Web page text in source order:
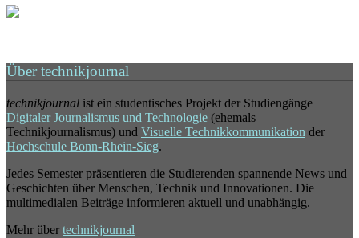
Über technikjournal
technikjournal ist ein studentisches Projekt der Studiengänge
Digitaler Journalismus und Technologie (ehemals
Technikjournalismus) und Visuelle Technikkommunikation der
Hochschule Bonn-Rhein-Sieg.
Jedes Semester präsentieren die Studierenden spannende News und
Geschichten über Menschen, Technik und Innovationen. Die
multimedialen Beiträge informieren aktuell und unabhängig.
Mehr über technikjournal